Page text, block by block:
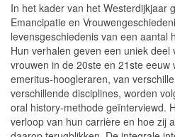
In het kader van het Westerdijkjaar
Emancipatie en
levensgeschiedenis van een aantal
Hun verhalen geven een uniek deel
vrouwen in de 20ste en 21ste eeuw
emeritus-hoogleraren, van
verschillende disciplines, worden
oral history-methode geïnterviewd.
verloop van hun carrière en hoe zij